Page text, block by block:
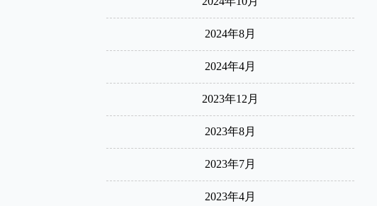
2024年8月
2024年4月
2023年12月
2023年8月
2023年7月
2023年4月